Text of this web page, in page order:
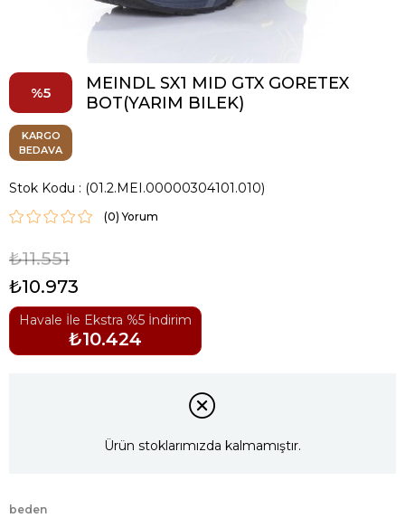
5
MEINDL SX1 MID GTX GORETEX
BOT(YARIM BILEK)
KARGO
BEDAVA
Stok Kodu (01.2.MEI.00000304101.010)
(0)
₺11.551
₺10.973
Havale İle Ekstra %5 İndirim
₺10.424
Ürün stoklarımızda kalmamıştır.
beden